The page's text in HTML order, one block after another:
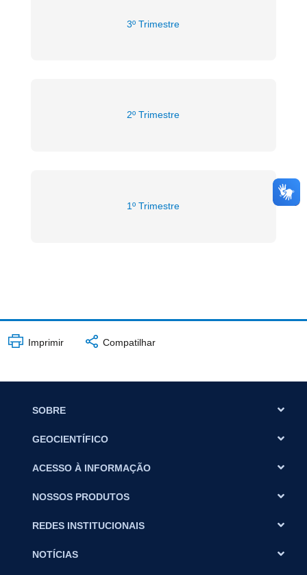
3º Trimestre
2º Trimestre
1º Trimestre
Imprimir Compatilhar
SOBRE
GEOCIENTÍFICO
ACESSO À INFORMAÇÃO
NOSSOS PRODUTOS
REDES INSTITUCIONAIS
NOTÍCIAS